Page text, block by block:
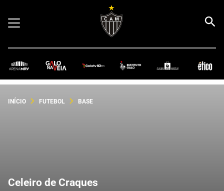
INÍCIO FUTEBOL BASE
Celeiro de Craques